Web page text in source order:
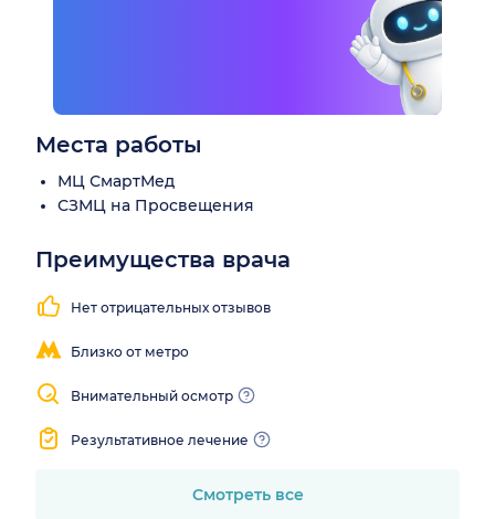
Места работы
МЦ СмартМед
СЗМЦ на Просвещения
Преимущества врача
Нет отрицательных отзывов
Близко от метро
Внимательный осмотр
Результативное лечение
Бережный
лечению
объяснения
Находит
пациентом
Смотреть все